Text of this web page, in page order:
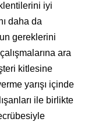
iyi
daha da
gereklerini
ara
kitlesine
yarışı içinde
ile birlikte